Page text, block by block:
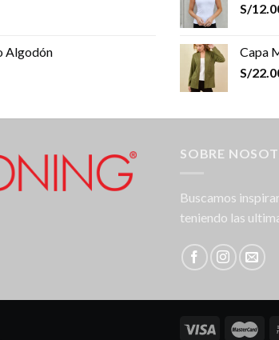
Algodón
S/
Capa
S/
SOBRE
Buscamos
teniendo las